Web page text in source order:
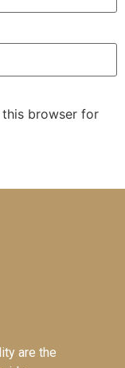
this browser for
are the